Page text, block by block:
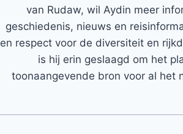
van Rudaw, wil Aydin meer
geschiedenis, nieuws en
en respect voor de diversiteit en
is hij erin geslaagd om het
toonaangevende bron voor al het